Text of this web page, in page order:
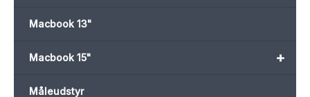
Macbook 13"
+
Macbook 15"
Måleudstyr